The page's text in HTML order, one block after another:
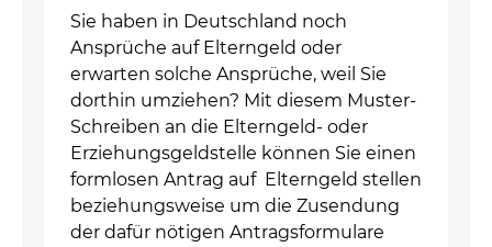
Sie haben in Deutschland noch
Ansprüche auf Elterngeld oder
erwarten solche Ansprüche, weil Sie
dorthin umziehen? Mit diesem Muster-
Schreiben an die Elterngeld- oder
Erziehungsgeldstelle können Sie einen
formlosen Antrag auf Elterngeld stellen
beziehungsweise um die Zusendung
der dafür nötigen Antragsformulare